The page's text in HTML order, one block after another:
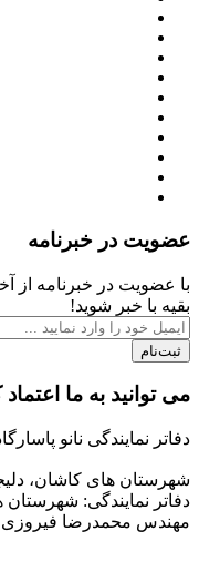
عضویت در خبرنامه
با عضویت در خبرنامه از
بقیه با خبر شوید!
ثبت‌نام
می توانید به ما اعتماد
دفاتر نمایندگی نانو
شهرستان های کاشان،
دفاتر نمایندگی: شهرستان
مهندس محمدرضا فیروزی 09126118047 - 09192028375